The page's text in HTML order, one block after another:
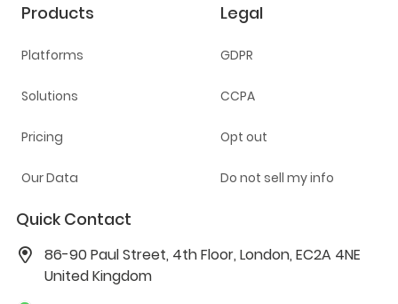
Products
Platforms
Solutions
Pricing
Our Data
Legal
GDPR
CCPA
Opt out
Do not sell my info
Quick Contact
86-90 Paul Street, 4th Floor, London, EC2A 4NE
United Kingdom